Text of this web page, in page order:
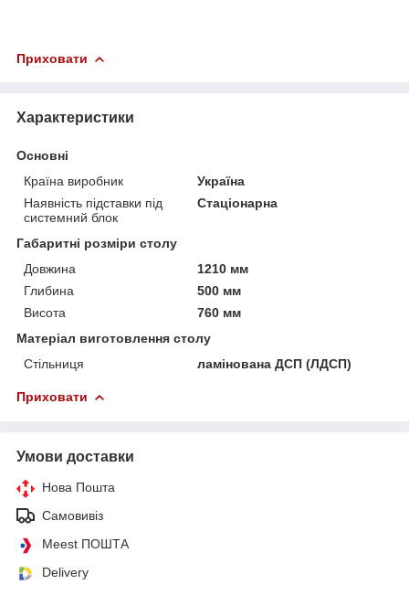
Приховати
Характеристики
Основні
Країна виробник
Україна
Наявність підставки під
системний блок
Стаціонарна
Габаритні розміри столу
Довжина
1210 мм
Глибина
500 мм
Висота
760 мм
Матеріал виготовлення столу
Стільниця
ламінована ДСП (ЛДСП)
Приховати
Умови доставки
Нова Пошта
Самовивіз
Meest ПОШТА
Delivery